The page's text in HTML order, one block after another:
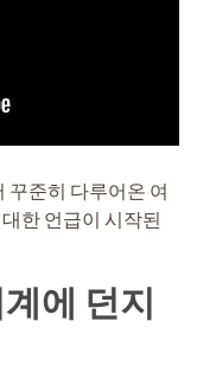
꾸준히 다루어온 여
한 언급이 시작된
에 던지